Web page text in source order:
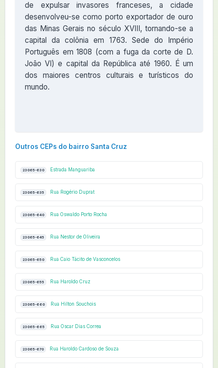
de expulsar invasores franceses, a cidade
desenvolveu-se como porto exportador de ouro
das Minas Gerais no século XVIII, tornando-se a
capital da colônia em 1763. Sede do Império
Português em 1808 (com a fuga da corte de D.
João VI) e capital da República até 1960. É um
dos maiores centros culturais e turísticos do
mundo.
Outros CEPs do bairro Santa Cruz
23065-630 Estrada Manguariba
23065-635 Rua Rogério Duprat
23065-640 Rua Oswaldo Porto Rocha
23065-645 Rua Nestor de Oliveira
23065-650 Rua Caio Tácito de Vasconcelos
23065-655 Rua Haroldo Cruz
23065-660 Rua Hilton Souchois
23065-665 Rua Oscar Dias Correa
23065-670 Rua Haroldo Cardoso de Souza